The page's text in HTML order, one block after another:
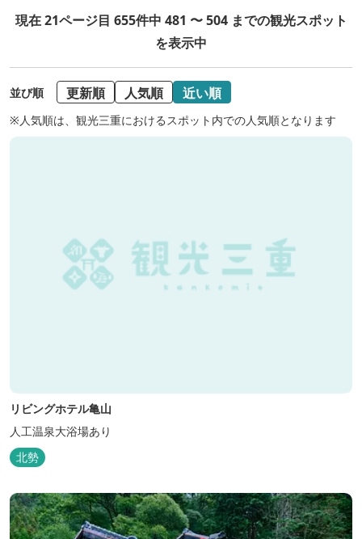
現在 21ページ目 655件中 481 〜 504 までの観光スポット
を表示中
並び順 更新順 人気順 近い順
※人気順は、観光三重におけるスポット内での人気順となります
リビングホテル亀山
人工温泉大浴場あり
北勢